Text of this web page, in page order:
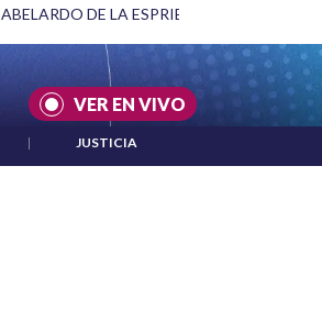
ABELARDO DE LA ESPRIELLA Y DMG
VER EN VIVO
| JUSTICIA